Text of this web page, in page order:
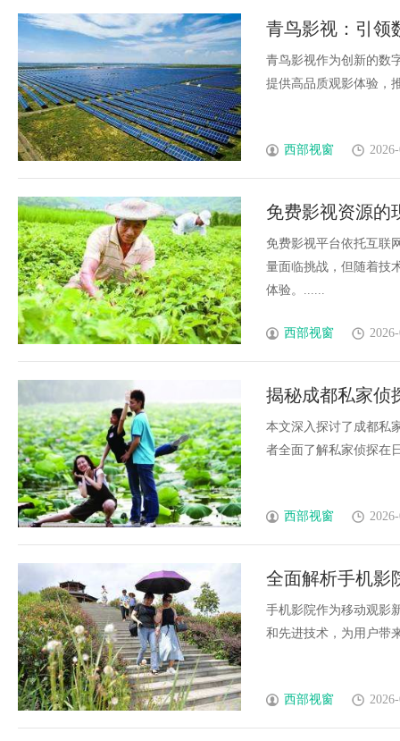
青鸟影视：引领
青鸟影视作为创新的数
提供高品质观影体验，
西部视窗
免费影视资源的
免费影视平台依托互联
量面临挑战，但随着技
体验。......
西部视窗
揭秘成都私家侦
本文深入探讨了成都私
者全面了解私家侦探在
西部视窗
全面解析手机影
势
手机影院作为移动观影
和先进技术，为用户带
西部视窗